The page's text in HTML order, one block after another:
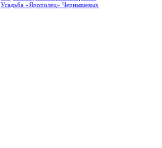
Усадьба «Ярополец» Чернышевых